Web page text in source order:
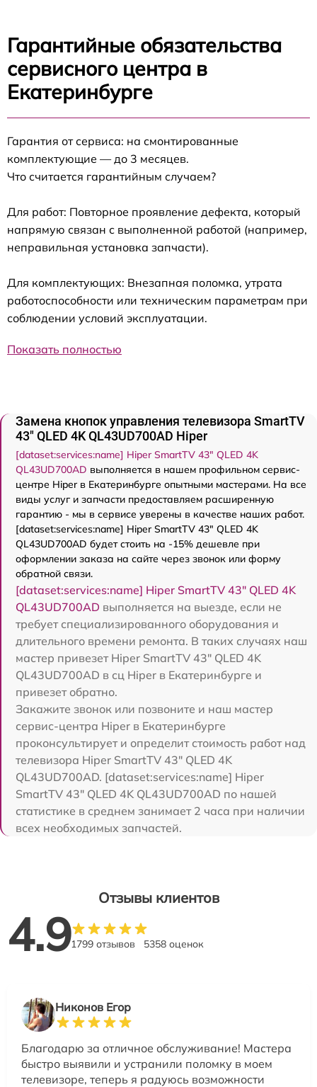
Гарантийные обязательства
сервисного центра в
Екатеринбурге
Гарантия от сервиса: на смонтированные
комплектующие — до 3 месяцев.
Что считается гарантийным случаем?
Для работ: Повторное проявление дефекта, который
напрямую связан с выполненной работой (например,
неправильная установка запчасти).
Для комплектующих: Внезапная поломка, утрата
работоспособности или техническим параметрам при
соблюдении условий эксплуатации.
Показать полностью
Замена кнопок управления телевизора SmartTV
43" QLED 4K QL43UD700AD Hiper
[dataset:services:name] Hiper SmartTV 43" QLED 4K
QL43UD700AD выполняется в нашем профильном сервис-
центре Hiper в Екатеринбурге опытными мастерами. На все
виды услуг и запчасти предоставляем расширенную
гарантию - мы в сервисе уверены в качестве наших работ.
[dataset:services:name] Hiper SmartTV 43" QLED 4K
QL43UD700AD будет стоить на -15% дешевле при
оформлении заказа на сайте через звонок или форму
обратной связи.
[dataset:services:name] Hiper SmartTV 43" QLED 4K
QL43UD700AD выполняется на выезде, если не
требует специализированного оборудования и
длительного времени ремонта. В таких случаях наш
мастер привезет Hiper SmartTV 43" QLED 4K
QL43UD700AD в сц Hiper в Екатеринбурге и
привезет обратно.
Закажите звонок или позвоните и наш мастер
сервис-центра Hiper в Екатеринбурге
проконсультирует и определит стоимость работ над
телевизора Hiper SmartTV 43" QLED 4K
QL43UD700AD. [dataset:services:name] Hiper
SmartTV 43" QLED 4K QL43UD700AD по нашей
статистике в среднем занимает 2 часа при наличии
всех необходимых запчастей.
Отзывы клиентов
4.91799 отзывов 5358 оценок
Никонов Егор
Благодарю за отличное обслуживание! Мастера
быстро выявили и устранили поломку в моем
телевизоре, теперь я радуюсь возможности